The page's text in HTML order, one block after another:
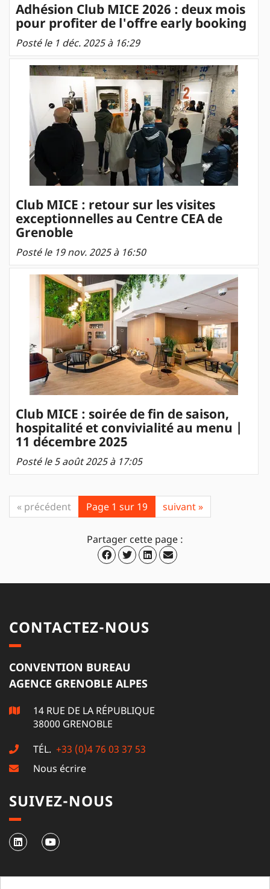
Adhésion Club MICE 2026 : deux mois
pour profiter de l'offre early booking
Posté le 1 déc. 2025 à 16:29
Club MICE : retour sur les visites
exceptionnelles au Centre CEA de
Grenoble
Posté le 19 nov. 2025 à 16:50
Club MICE : soirée de fin de saison,
hospitalité et convivialité au menu |
11 décembre 2025
Posté le 5 août 2025 à 17:05
« précédent Page 1 sur 19 suivant »
Partager cette page :
CONTACTEZ-NOUS
CONVENTION BUREAU
AGENCE GRENOBLE ALPES
14 RUE DE LA RÉPUBLIQUE
38000 GRENOBLE
TÉL. +33 (0)4 76 03 37 53
Nous écrire
SUIVEZ-NOUS
NEWSLETTER